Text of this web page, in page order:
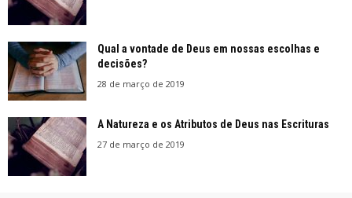
Qual a vontade de Deus em nossas escolhas e
decisões?
28 de março de 2019
A Natureza e os Atributos de Deus nas Escrituras
27 de março de 2019